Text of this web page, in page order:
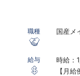
職種 国産メ
給与
時給：
【月